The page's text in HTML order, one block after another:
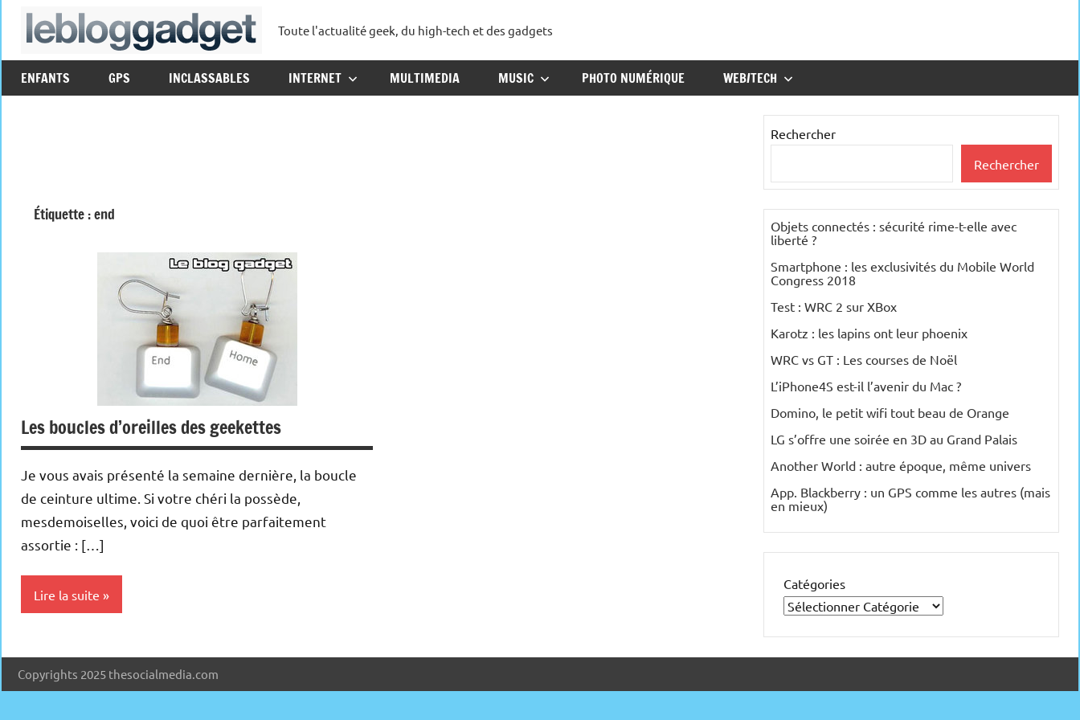
Aller
lebloggadget
Toute l'actualité geek, du high-tech et des gadgets
ENFANTS GPS INCLASSABLES INTERNET MULTIMEDIA MUSIC PHOTO NUMÉRIQUE WEB/TECH
Étiquette :end
Les boucles d’oreilles des geekettes
Je vous avais présenté la semaine dernière, la boucle
de ceinture ultime. Si votre chéri la possède,
mesdemoiselles, voici de quoi être parfaitement
assortie : […]
Lire la suite
Rechercher
Rechercher
Objets connectés : sécurité rime-t-elle avec
liberté ?
Smartphone : les exclusivités du Mobile World
Congress 2018
Test : WRC 2 sur XBox
Karotz : les lapins ont leur phoenix
WRC vs GT : Les courses de Noël
L’iPhone4S est-il l’avenir du Mac ?
Domino, le petit wifi tout beau de Orange
LG s’offre une soirée en 3D au Grand Palais
Another World : autre époque, même univers
App. Blackberry : un GPS comme les autres (mais
en mieux)
Catégories
Copyrights 2025 thesocialmedia.com